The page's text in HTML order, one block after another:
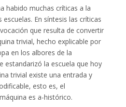
habido muchas críticas a la
En síntesis las críticas
que resulta de convertir
trivial, hecho explicable por
en los albores de la
estandarizó la escuela que hoy
trivial existe una entrada y
esto es, el
es a-histórico.